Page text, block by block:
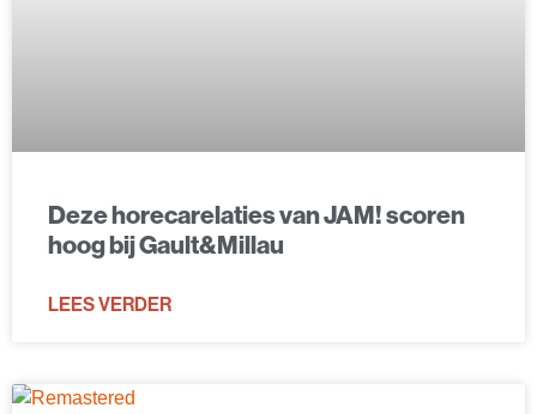
Deze horecarelaties van JAM! scoren
hoog bij Gault&Millau
LEES VERDER